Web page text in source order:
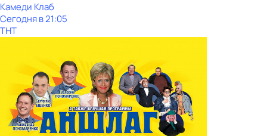
Камeди Клaб
Сегодня в 21:05
ТНТ